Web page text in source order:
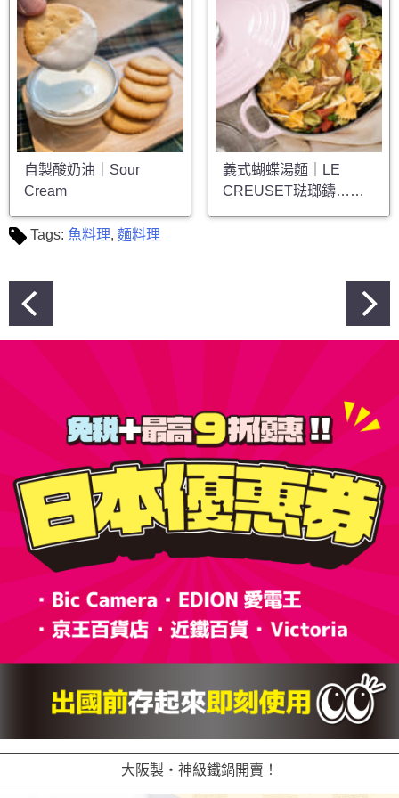
自製酸奶油｜Sour
Cream
義式蝴蝶湯麵｜LE
CREUSET琺瑯鑄……
Tags: 魚料理, 麵料理
文
章
大阪製・神級鐵鍋開賣！